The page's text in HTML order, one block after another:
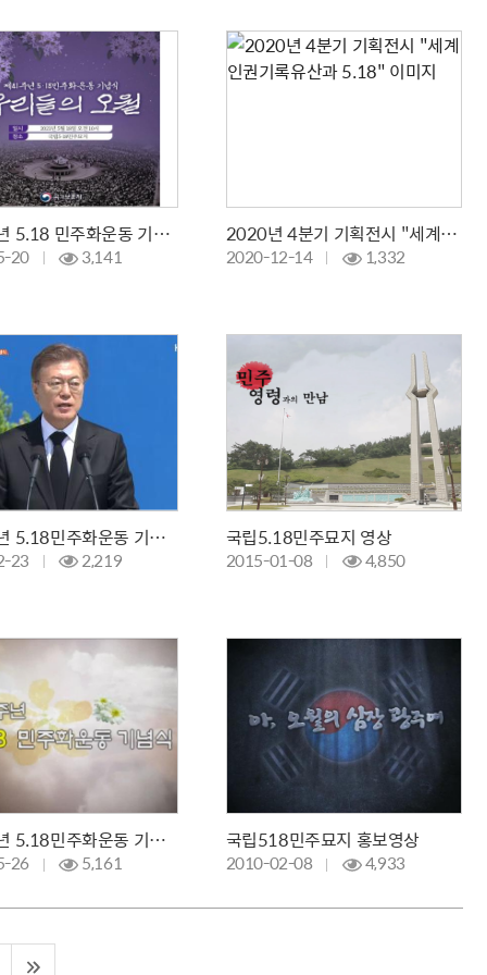
제41주년 5.18 민주화운동 기념식
20 3,141
2020년 4분기 기획전시 "세계인권기록유산과 5.18"
2020-12-14 1,332
제37주년 5.18민주화운동 기념식
23 2,219
국립5.18민주묘지 영상
2015-01-08 4,850
제30주년 5.18민주화운동 기념식
26 5,161
국립518민주묘지 홍보영상
2010-02-08 4,933